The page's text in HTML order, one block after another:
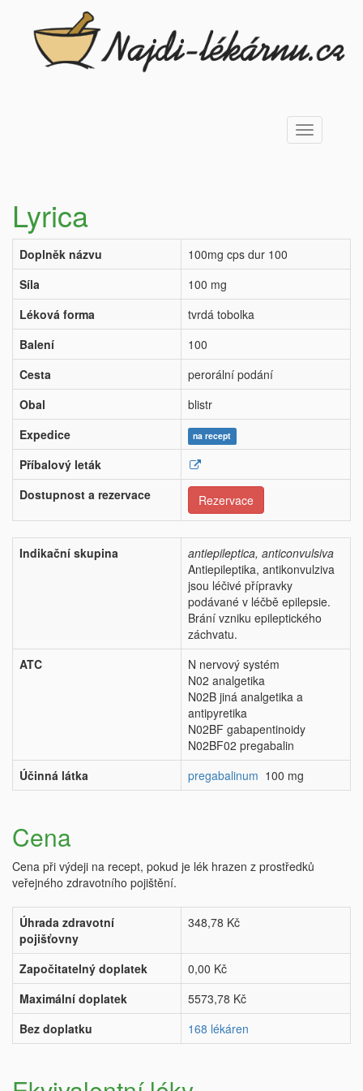
Toggle
navigation
Lyrica
Doplněk názvu
100mg cps dur 100
Síla
100 mg
Léková forma
tvrdá tobolka
Balení
100
Cesta
perorální podání
Obal
blistr
Expedice
na recept
Příbalový leták
Dostupnost a rezervace
Rezervace
Indikační skupina
antiepileptica, anticonvulsiva
Antiepileptika, antikonvulziva
jsou léčivé přípravky
podávané v léčbě epilepsie.
Brání vzniku epileptického
záchvatu.
ATC
N nervový systém
N02 analgetika
N02B jiná analgetika a
antipyretika
N02BF gabapentinoidy
N02BF02 pregabalin
Účinná látka
pregabalinum 100 mg
Cena
Cena při výdeji na recept, pokud je lék hrazen z prostředků
veřejného zdravotního pojištění.
Úhrada zdravotní
pojišťovny
348,78 Kč
Započitatelný doplatek
0,00 Kč
Maximální doplatek
5573,78 Kč
Bez doplatku
168 lékáren